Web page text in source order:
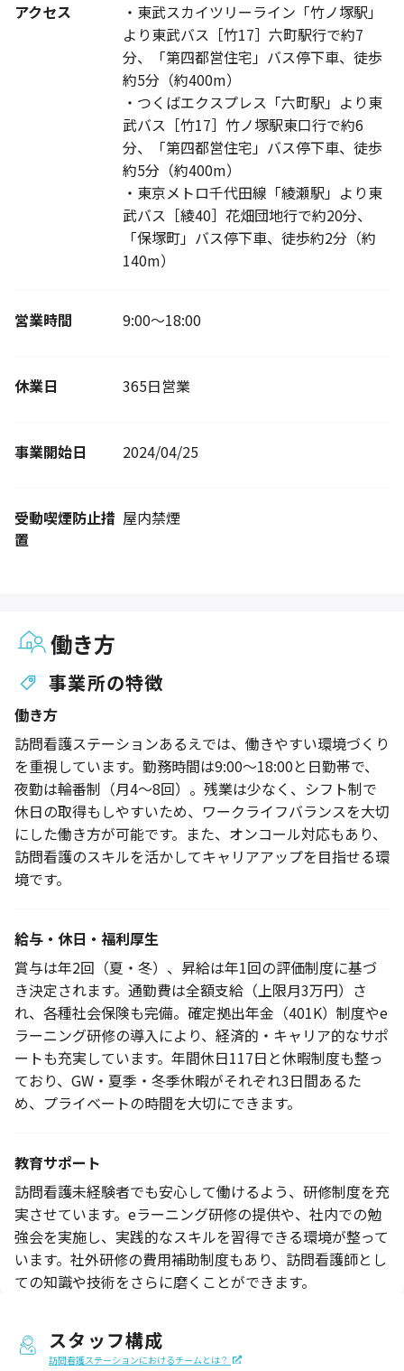
アクセス
・東武スカイツリーライン「竹ノ塚駅」
より東武バス［竹17］六町駅行で約7
分、「第四都営住宅」バス停下車、徒歩
約5分（約400m）
・つくばエクスプレス「六町駅」より東
武バス［竹17］竹ノ塚駅東口行で約6
分、「第四都営住宅」バス停下車、徒歩
約5分（約400m）
・東京メトロ千代田線「綾瀬駅」より東
武バス［綾40］花畑団地行で約20分、
「保塚町」バス停下車、徒歩約2分（約
140m）
営業時間 9:00～18:00
休業日 365日営業
事業開始日 2024/04/25
受動喫煙防止措
置
屋内禁煙
働き方
事業所の特徴
働き方
訪問看護ステーションあるえでは、働きやすい環境づくり
を重視しています。勤務時間は9:00～18:00と日勤帯で、
夜勤は輪番制（月4～8回）。残業は少なく、シフト制で
休日の取得もしやすいため、ワークライフバランスを大切
にした働き方が可能です。また、オンコール対応もあり、
訪問看護のスキルを活かしてキャリアアップを目指せる環
境です。
給与・休日・福利厚生
賞与は年2回（夏・冬）、昇給は年1回の評価制度に基づ
き決定されます。通勤費は全額支給（上限月3万円）さ
れ、各種社会保険も完備。確定拠出年金（401K）制度やe
ラーニング研修の導入により、経済的・キャリア的なサポ
ートも充実しています。年間休日117日と休暇制度も整っ
ており、GW・夏季・冬季休暇がそれぞれ3日間あるた
め、プライベートの時間を大切にできます。
教育サポート
訪問看護未経験者でも安心して働けるよう、研修制度を充
実させています。eラーニング研修の提供や、社内での勉
強会を実施し、実践的なスキルを習得できる環境が整って
います。社外研修の費用補助制度もあり、訪問看護師とし
ての知識や技術をさらに磨くことができます。
スタッフ構成
訪問看護ステーションにおけるチームとは？